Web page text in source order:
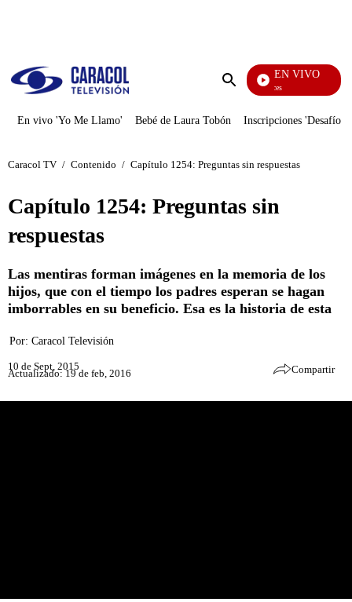
Enviar
EN VIVO
Sábados Felices
En vivo 'Yo Me Llamo' Bebé de Laura Tobón Inscripciones 'Desafío'
Caracol TV / Contenido / Capítulo 1254: Preguntas sin respuestas
Capítulo 1254: Preguntas sin
respuestas
Las mentiras forman imágenes en la memoria de los
hijos, que con el tiempo los padres esperan se hagan
imborrables en su beneficio. Esa es la historia de esta
Por: Caracol Televisión
10 de Sept, 2015
Actualizado: 19 de feb, 2016 Compartir